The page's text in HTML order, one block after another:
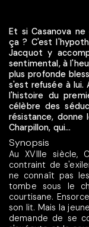
Et si Casanova
ça ? C'est
Jacquot y
sentimental, à
plus profonde
s'est refusée à lui.
l'histoire du
célèbre des
résistance, donne
Charpillon, qui...
Synopsis
Au XVIIIe siècle,
contraint de
ne connaît pas
tombe sous le
courtisane.
son lit. Mais la
demande de se